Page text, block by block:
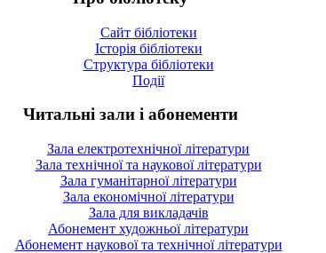
Сайт бібліотеки
Історія бібліотеки
Структура бібліотеки
Події
Читальні зали і абонементи
Зала електротехнічної літератури
Зала технічної та наукової літератури
Зала гуманітарної літератури
Зала економічної літератури
Зала для викладачів
Абонемент художньої літератури
Абонемент наукової та технічної літератури